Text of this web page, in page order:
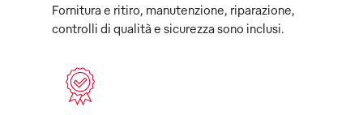
Fornitura e ritiro, manutenzione, riparazione,
controlli di qualità e sicurezza sono inclusi.